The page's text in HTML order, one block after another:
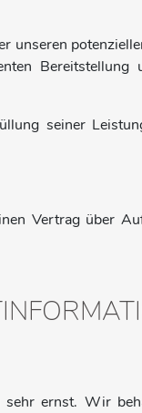
unseren
Bereitstellung
seiner
Vertrag über
ernst. Wir